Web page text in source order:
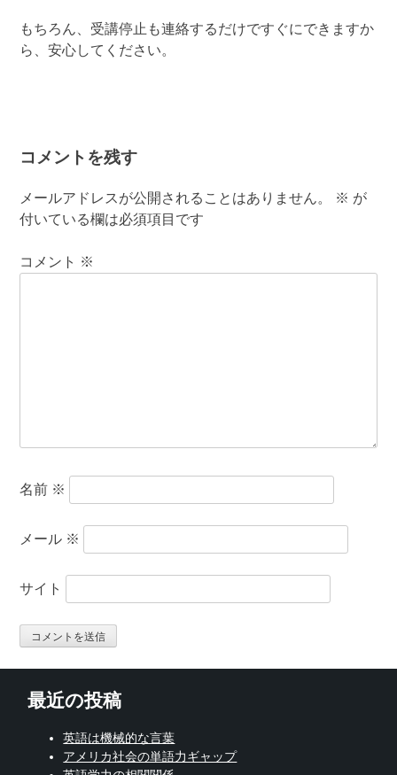
もちろん、受講停止も連絡するだけですぐにできますか
ら、安心してください。
コメントを残す
メールアドレスが公開されることはありません。 ※ が
付いている欄は必須項目です
コメント ※
名前 ※
メール ※
サイト
最近の投稿
英語は機械的な言葉
アメリカ社会の単語力ギャップ